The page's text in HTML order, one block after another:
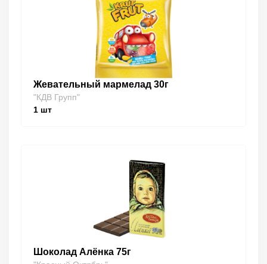
Жевательный мармелад 30г
"КДВ Групп"
1 шт
Шоколад Алёнка 75г